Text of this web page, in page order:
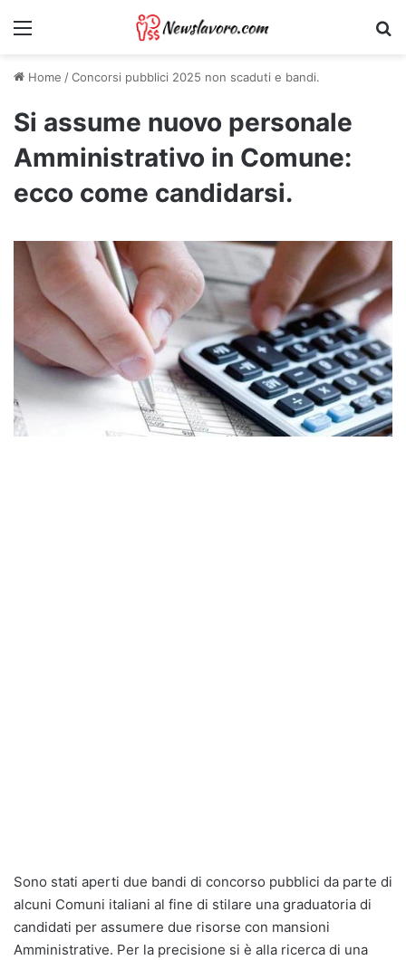
Menu
Home /Concorsi pubblici 2025 non scaduti e bandi.
Si assume nuovo personale
Amministrativo in Comune:
ecco come candidarsi.
Sono stati aperti due bandi di concorso pubblici da parte di
alcuni Comuni italiani al fine di stilare una graduatoria di
candidati per assumere due risorse con mansioni
Amministrative. Per la precisione si è alla ricerca di una